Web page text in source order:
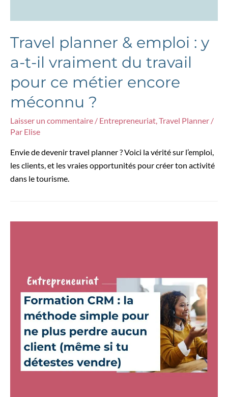
Travel planner & emploi : y
a-t-il vraiment du travail
pour ce métier encore
méconnu ?
Laisser un commentaire / Entrepreneuriat,Travel Planner /
Par Elise
Envie de devenir travel planner ? Voici la vérité sur l’emploi,
les clients, et les vraies opportunités pour créer ton activité
dans le tourisme.